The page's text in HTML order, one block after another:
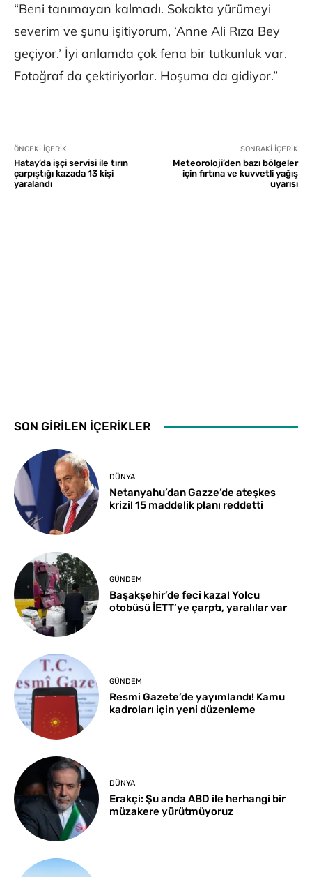
“Beni tanımayan kalmadı. Sokakta yürümeyi
severim ve şunu işitiyorum, ‘Anne Ali Rıza Bey
geçiyor.’ İyi anlamda çok fena bir tutkunluk var.
Fotoğraf da çektiriyorlar. Hoşuma da gidiyor.”
ÖNCEKI İÇERIK
Hatay’da işçi servisi ile tırın
çarpıştığı kazada 13 kişi
yaralandı
SONRAKI İÇERIK
Meteoroloji’den bazı bölgeler
için fırtına ve kuvvetli yağış
uyarısı
SON GİRİLEN İÇERİKLER
DÜNYA
Netanyahu’dan Gazze’de ateşkes
krizi! 15 maddelik planı reddetti
GÜNDEM
Başakşehir’de feci kaza! Yolcu
otobüsü İETT’ye çarptı, yaralılar var
GÜNDEM
Resmi Gazete’de yayımlandı! Kamu
kadroları için yeni düzenleme
DÜNYA
Erakçi: Şu anda ABD ile herhangi bir
müzakere yürütmüyoruz